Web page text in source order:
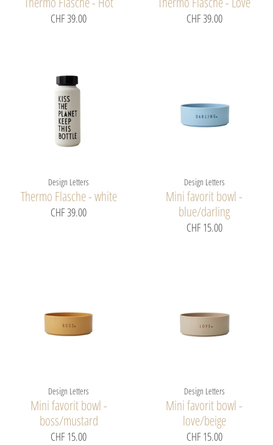
CHF 39.00 CHF 39.00
Design Letters
Thermo Flasche - white
CHF 39.00
Design Letters
Mini favorit bowl -
blue/darling
CHF 15.00
Design Letters
Mini favorit bowl -
boss/mustard
CHF 15.00
Design Letters
Mini favorit bowl -
love/beige
CHF 15.00